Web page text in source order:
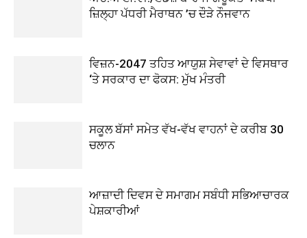
ਜ਼ਿਲ੍ਹਾ ਪੱਧਰੀ ਮੈਰਾਥਨ ’ਚ ਦੌੜੇ ਨੌਜਵਾਨ
ਵਿਜ਼ਨ-2047 ਤਹਿਤ ਆਯੁਸ਼ ਸੇਵਾਵਾਂ ਦੇ ਵਿਸਥਾਰ
‘ਤੇ ਸਰਕਾਰ ਦਾ ਫੋਕਸ: ਮੁੱਖ ਮੰਤਰੀ
ਸਕੂਲ ਬੱਸਾਂ ਸਮੇਤ ਵੱਖ-ਵੱਖ ਵਾਹਨਾਂ ਦੇ ਕਰੀਬ 30
ਚਲਾਨ
ਆਜ਼ਾਦੀ ਦਿਵਸ ਦੇ ਸਮਾਗਮ ਸਬੰਧੀ ਸਭਿਆਚਾਰਕ
ਪੇਸ਼ਕਾਰੀਆਂ